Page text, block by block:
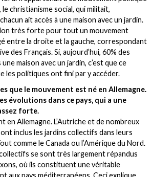
le christianisme social, qui militait,
ait accès à une maison avec un jardin.
très forte pour tout un mouvement
entre la droite et la gauche, correspondant
des Français. Si, aujourd’hui, 60% des
maison avec un jardin, c’est que ce
les politiques ont fini par y accéder.
que le mouvement est né en Allemagne.
évolutions dans ce pays, qui a une
forte.
en Allemagne. L’Autriche et de nombreux
ont inclus les jardins collectifs dans leurs
comme le Canada ou l’Amérique du Nord.
se sont très largement répandus
où ils constituent une véritable
aux pays méditerranéens. Ceci explique,